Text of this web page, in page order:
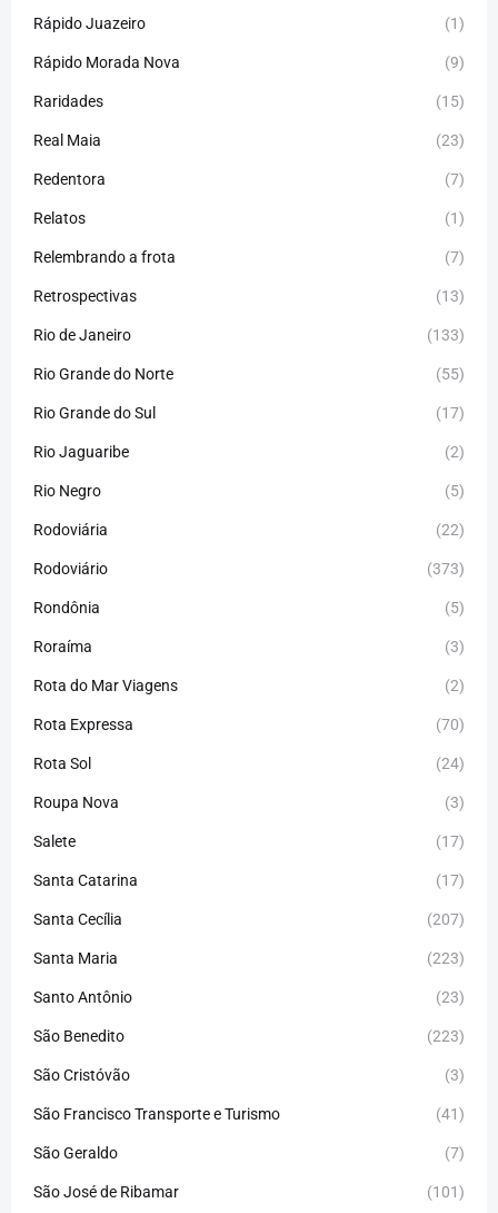
Rápido Juazeiro (1)
Rápido Morada Nova (9)
Raridades (15)
Real Maia (23)
Redentora (7)
Relatos (1)
Relembrando a frota (7)
Retrospectivas (13)
Rio de Janeiro (133)
Rio Grande do Norte (55)
Rio Grande do Sul (17)
Rio Jaguaribe (2)
Rio Negro (5)
Rodoviária (22)
Rodoviário (373)
Rondônia (5)
Roraíma (3)
Rota do Mar Viagens (2)
Rota Expressa (70)
Rota Sol (24)
Roupa Nova (3)
Salete (17)
Santa Catarina (17)
Santa Cecília (207)
Santa Maria (223)
Santo Antônio (23)
São Benedito (223)
São Cristóvão (3)
São Francisco Transporte e Turismo (41)
São Geraldo (7)
São José de Ribamar (101)